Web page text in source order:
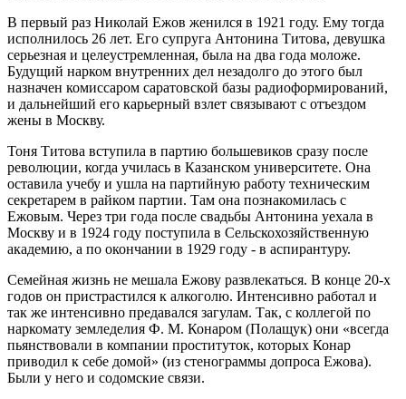
В первый раз Николай Ежов женился в 1921 году. Ему тогда
исполнилось 26 лет. Его супруга Антонина Титова, девушка
серьезная и целеустремленная, была на два года моложе.
Будущий нарком внутренних дел незадолго до этого был
назначен комиссаром саратовской базы радиоформирований,
и дальнейший его карьерный взлет связывают с отъездом
жены в Москву.
Тоня Титова вступила в партию большевиков сразу после
революции, когда училась в Казанском университете. Она
оставила учебу и ушла на партийную работу техническим
секретарем в райком партии. Там она познакомилась с
Ежовым. Через три года после свадьбы Антонина уехала в
Москву и в 1924 году поступила в Сельскохозяйственную
академию, а по окончании в 1929 году - в аспирантуру.
Семейная жизнь не мешала Ежову развлекаться. В конце 20-х
годов он пристрастился к алкоголю. Интенсивно работал и
так же интенсивно предавался загулам. Так, с коллегой по
наркомату земледелия Ф. М. Конаром (Полащук) они «всегда
пьянствовали в компании проституток, которых Конар
приводил к себе домой» (из стенограммы допроса Ежова).
Были у него и содомские связи.